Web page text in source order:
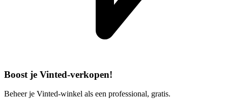
Boost je Vinted-verkopen!
Beheer je Vinted-winkel als een professional, gratis.